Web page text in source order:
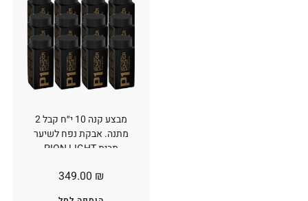
מבצע קנה 10 י״ח קבל 2
מתנה. אבקת נפח לשיער
מבית PION LIGHT
349.00 ₪